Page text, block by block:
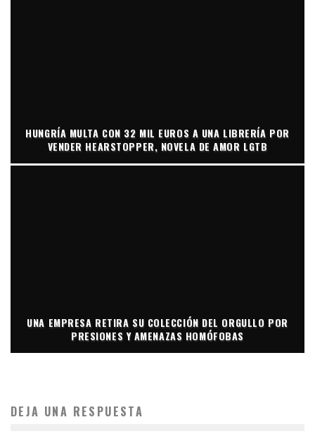
HUNGRÍA MULTA CON 32 MIL EUROS A UNA LIBRERÍA POR
VENDER HEARSTOPPER, NOVELA DE AMOR LGTB
UNA EMPRESA RETIRA SU COLECCIÓN DEL ORGULLO POR
PRESIONES Y AMENAZAS HOMÓFOBAS
DEJA UNA RESPUESTA